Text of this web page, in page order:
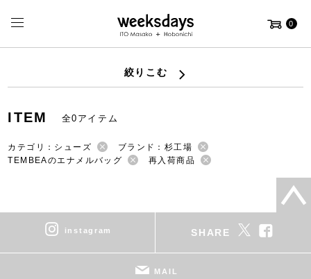
0
絞りこむ
ITEM 全0アイテム
カテゴリ：シューズ
ブランド：杉工場
TEMBEAのエナメルバッグ
再入荷商品
instagram SHARE
MAIL